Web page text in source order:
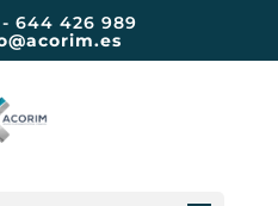
- 644 426 989